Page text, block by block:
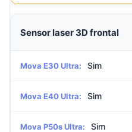
Sensor laser 3D frontal
Mova E30 Ultra: Sim
Mova E40 Ultra: Sim
Mova P50s Ultra: Sim